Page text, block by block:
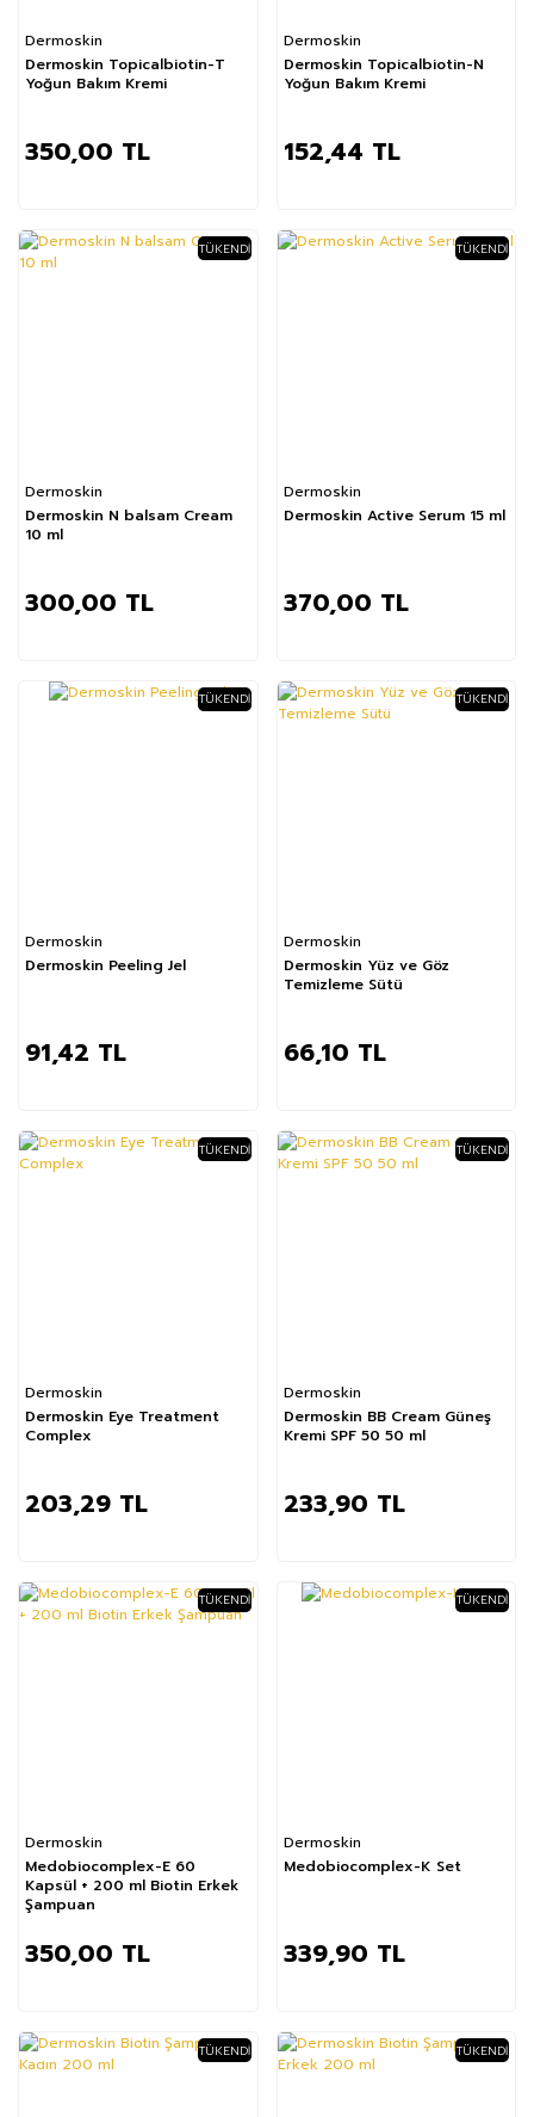
Dermoskin
Dermoskin Topicalbiotin-T
Yoğun Bakım Kremi
350,00 TL
Dermoskin
Dermoskin Topicalbiotin-N
Yoğun Bakım Kremi
152,44 TL
TÜKENDI
Dermoskin
Dermoskin N balsam Cream
10 ml
300,00 TL
TÜKENDI
Dermoskin
Dermoskin Active Serum 15 ml
370,00 TL
TÜKENDI
Dermoskin
Dermoskin Peeling Jel
91,42 TL
TÜKENDI
Dermoskin
Dermoskin Yüz ve Göz
Temizleme Sütü
66,10 TL
TÜKENDI
Dermoskin
Dermoskin Eye Treatment
Complex
203,29 TL
TÜKENDI
Dermoskin
Dermoskin BB Cream Güneş
Kremi SPF 50 50 ml
233,90 TL
TÜKENDI
Dermoskin
Medobiocomplex-E 60
Kapsül + 200 ml Biotin Erkek
Şampuan
350,00 TL
TÜKENDI
Dermoskin
Medobiocomplex-K Set
339,90 TL
%63 TÜKENDI TÜKENDI